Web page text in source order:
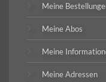
Meine
Meine Abos
Meine
Meine Adressen